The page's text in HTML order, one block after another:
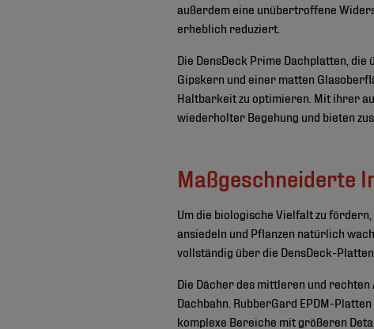
außerdem eine unübertroffene
erheblich reduziert.
Die DensDeck Prime Dachplatten,
Gipskern und einer matten
Haltbarkeit zu optimieren. Mit ihrer
wiederholter Begehung und bieten
Maßgeschneiderte
Um die biologische Vielfalt zu
ansiedeln und Pflanzen natürlich
vollständig über die DensDeck-
Die Dächer des mittleren und
Dachbahn. RubberGard EPDM-
komplexe Bereiche mit größeren